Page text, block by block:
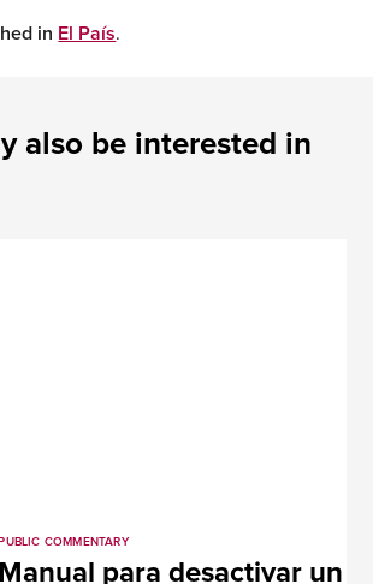
in El País.
also be interested in
para desactivar un